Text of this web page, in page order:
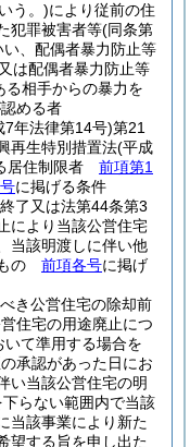
う。)により従前の住
犯罪被害者等(同条第
、配偶者暴力防止等
は配偶者暴力防止等
相手からの暴力を
める者
7年法律第14号)第21
再生特別措置法(平成
居住制限者 前項第1
に掲げる条件
了又は法第44条第3
により当該公営住宅
当該明渡しに伴い他
の 前項各号に掲げ
き公営住宅の除却前
住宅の用途廃止につ
て準用する場合を
承認があった日にお
い当該公営住宅の明
らない範囲内で当該
当該事業により新た
望する旨を申し出た